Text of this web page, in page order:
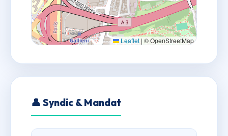
Leaflet | © OpenStreetMap
👤 Syndic & Mandat